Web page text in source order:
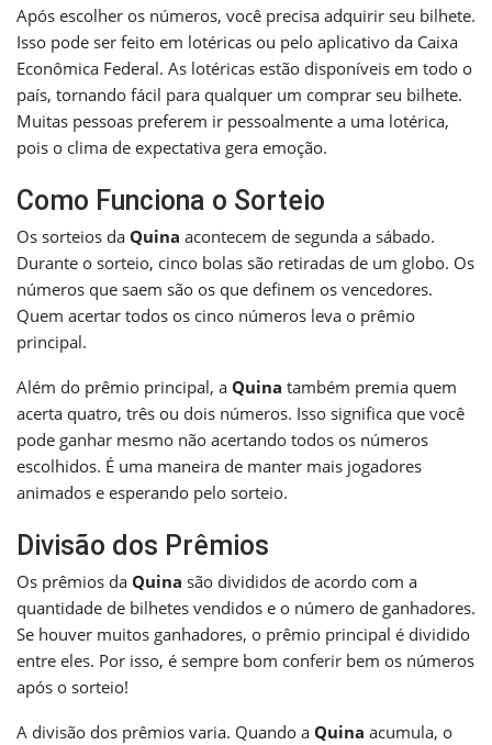
Após escolher os números, você precisa adquirir seu bilhete.
Isso pode ser feito em lotéricas ou pelo aplicativo da Caixa
Econômica Federal. As lotéricas estão disponíveis em todo o
país, tornando fácil para qualquer um comprar seu bilhete.
Muitas pessoas preferem ir pessoalmente a uma lotérica,
pois o clima de expectativa gera emoção.
Como Funciona o Sorteio
Os sorteios da Quina acontecem de segunda a sábado.
Durante o sorteio, cinco bolas são retiradas de um globo. Os
números que saem são os que definem os vencedores.
Quem acertar todos os cinco números leva o prêmio
principal.
Além do prêmio principal, a Quina também premia quem
acerta quatro, três ou dois números. Isso significa que você
pode ganhar mesmo não acertando todos os números
escolhidos. É uma maneira de manter mais jogadores
animados e esperando pelo sorteio.
Divisão dos Prêmios
Os prêmios da Quina são divididos de acordo com a
quantidade de bilhetes vendidos e o número de ganhadores.
Se houver muitos ganhadores, o prêmio principal é dividido
entre eles. Por isso, é sempre bom conferir bem os números
após o sorteio!
A divisão dos prêmios varia. Quando a Quina acumula, o